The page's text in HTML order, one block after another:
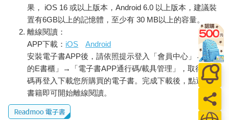
果， iOS 16 或以上版本，Android 6.0 以上版本，建議裝
置有6GB以上的記憶體，至少有 30 MB以上的容量。
離線閱讀：
APP下載： iOS
Android
安裝電子書APP後，請依照提示登入「會員中心」→「我
的E書櫃」→「電子書APP通行碼/載具管理」，取得通行
碼再登入下載您所購買的電子書。完成下載後，點選任一
書籍即可開始離線閱讀。